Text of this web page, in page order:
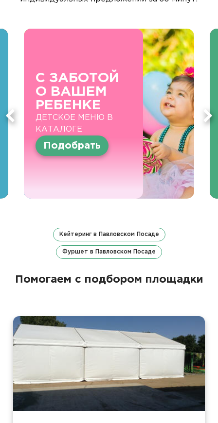
С ЗАБОТОЙ
О ВАШЕМ
РЕБЕНКЕ
ДЕТСКОЕ МЕНЮ В
КАТАЛОГЕ
Подобрать
Кейтеринг в Павловском Посаде
Фуршет в Павловском Посаде
Помогаем с подбором площадки